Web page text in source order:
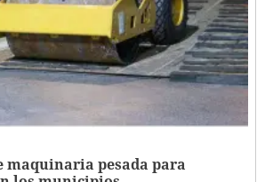
maquinaria pesada para